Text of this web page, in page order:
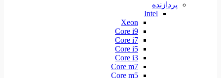
پردازنده
Intel
Xeon
Core i9
Core i7
Core i5
Core i3
Core m7
Core m5